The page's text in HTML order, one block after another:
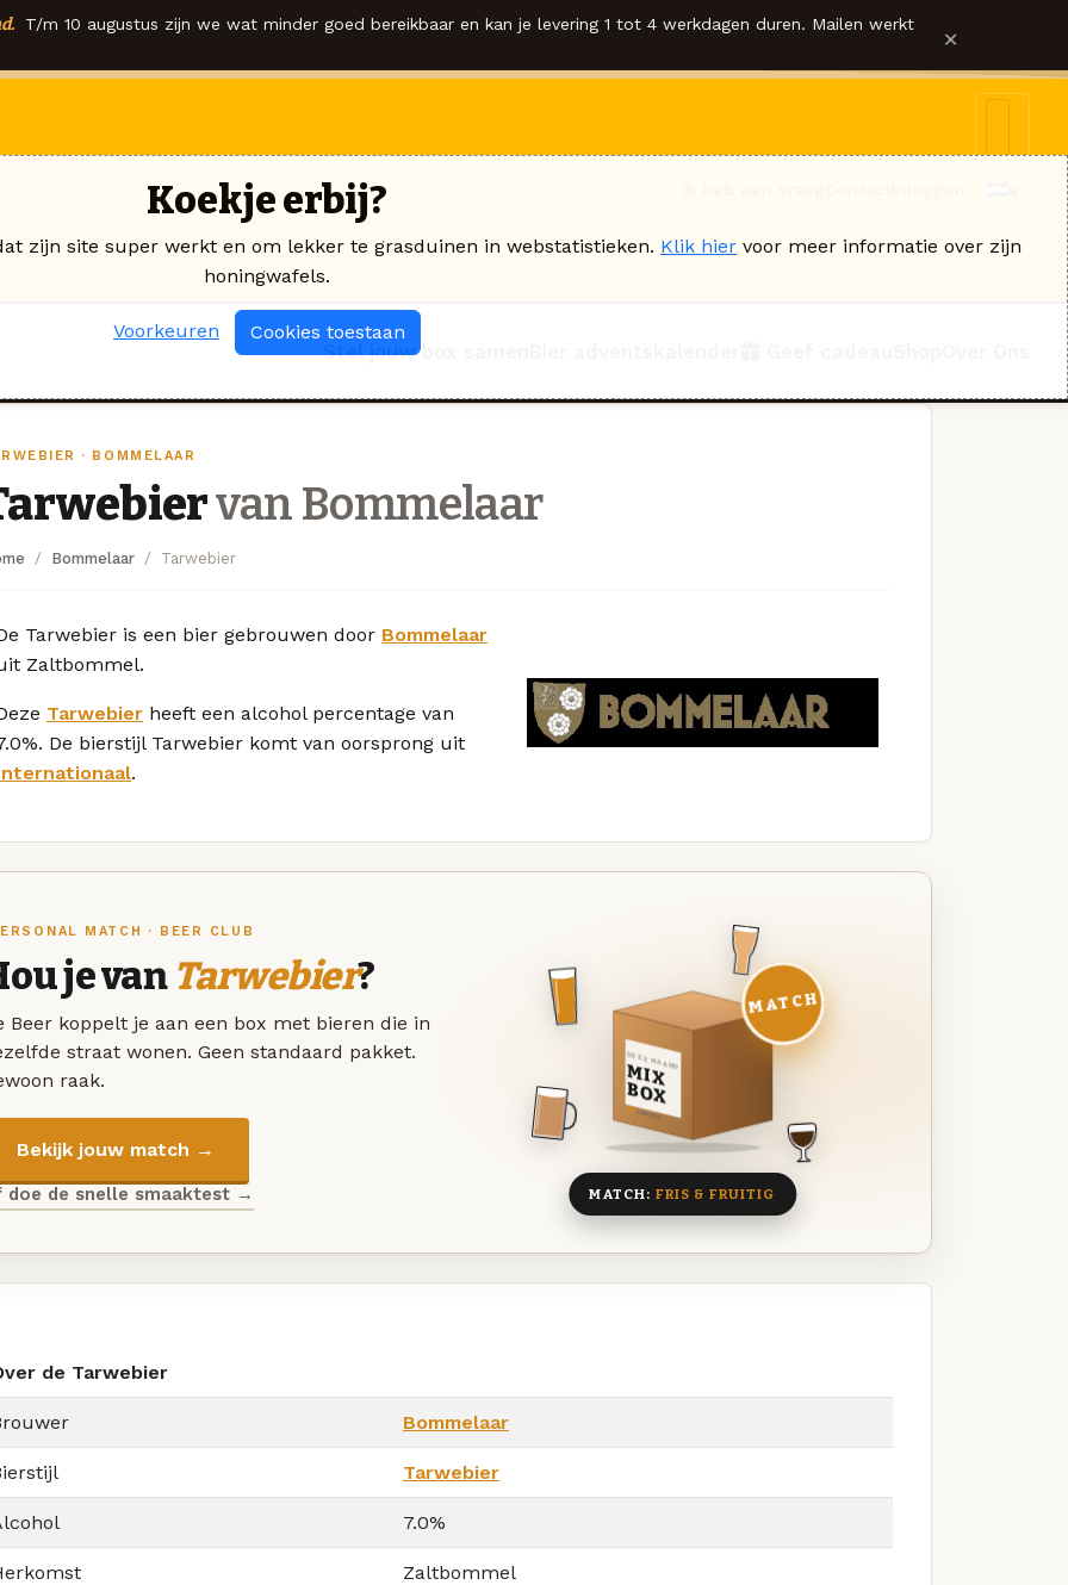
T/m 10 augustus zijn we wat minder goed bereikbaar en kan je levering 1 tot 4 werkdagen duren. Mailen werkt ×
Stel jouw box samen
· BOMMELAAR
van Bommelaar
Bommelaar Tarwebier
Tarwebier is een bier gebrouwen door Bommelaar
Zaltbommel.
Tarwebier heeft een alcohol percentage van
De bierstijl Tarwebier komt van oorsprong uit
.
MATCH · BEER CLUB
je van Tarwebier?
Beer koppelt je aan een box met bieren die in
straat wonen. Geen standaard pakket.
raak.
Bekijk jouw match →
doe de snelle smaaktest →
DEZE MAAND
MIX
BOX
8 BIEREN
MATCH
MATCH: FRIS & FRUITIG
de Tarwebier
Bommelaar
Tarwebier
7.0%
Zaltbommel
Koekje erbij?
zijn site super werkt en om lekker te grasduinen in webstatistieken. Klik hier voor meer informatie over zijn
honingwafels.
Voorkeuren Cookies toestaan